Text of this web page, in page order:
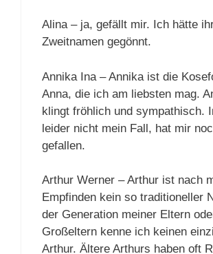
Alina – ja, gefällt mir. Ich hätte
Zweitnamen gegönnt.
Annika Ina – Annika ist die
Anna, die ich am liebsten mag.
klingt fröhlich und sympathisch.
leider nicht mein Fall, hat mir
gefallen.
Arthur Werner – Arthur ist nach
Empfinden kein so traditioneller
der Generation meiner Eltern
Großeltern kenne ich keinen
Arthur. Ältere Arthurs haben oft